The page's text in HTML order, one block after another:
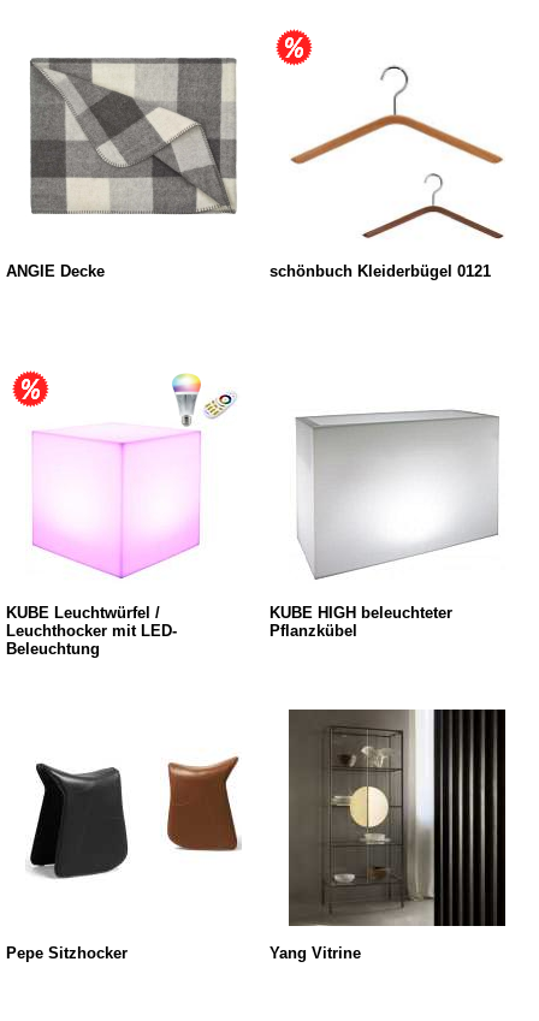
ANGIE Decke schönbuch Kleiderbügel 0121
KUBE Leuchtwürfel /
Leuchthocker mit LED-
Beleuchtung
KUBE HIGH beleuchteter
Pflanzkübel
Pepe Sitzhocker Yang Vitrine